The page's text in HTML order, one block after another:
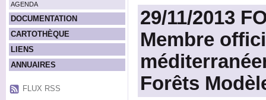
AGENDA
DOCUMENTATION
CARTOTHÈQUE
LIENS
ANNUAIRES
FLUX RSS
29/11/2013
Membre
Forêts